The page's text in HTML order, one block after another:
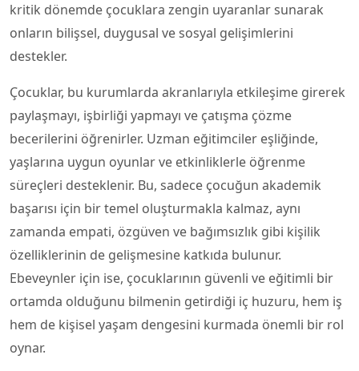
kritik dönemde çocuklara zengin uyaranlar sunarak
onların bilişsel, duygusal ve sosyal gelişimlerini
destekler.
Çocuklar, bu kurumlarda akranlarıyla etkileşime girerek
paylaşmayı, işbirliği yapmayı ve çatışma çözme
becerilerini öğrenirler. Uzman eğitimciler eşliğinde,
yaşlarına uygun oyunlar ve etkinliklerle öğrenme
süreçleri desteklenir. Bu, sadece çocuğun akademik
başarısı için bir temel oluşturmakla kalmaz, aynı
zamanda empati, özgüven ve bağımsızlık gibi kişilik
özelliklerinin de gelişmesine katkıda bulunur.
Ebeveynler için ise, çocuklarının güvenli ve eğitimli bir
ortamda olduğunu bilmenin getirdiği iç huzuru, hem iş
hem de kişisel yaşam dengesini kurmada önemli bir rol
oynar.